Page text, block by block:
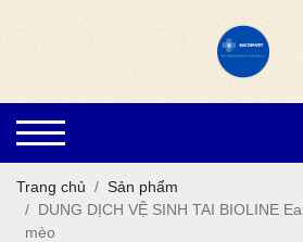
Trang chủ
Sản phẩm
DUNG DỊCH VỆ SINH TAI BIOLINE
mèo